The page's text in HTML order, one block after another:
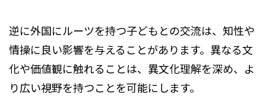
逆に外国にルーツを持つ子どもとの交流は、知性や
情操に良い影響を与えることがあります。異なる文
化や価値観に触れることは、異文化理解を深め、よ
り広い視野を持つことを可能にします。